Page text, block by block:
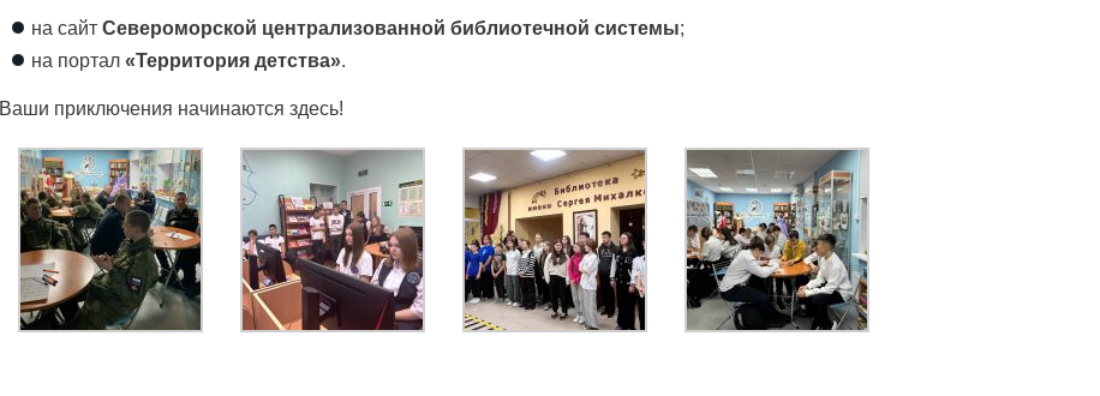
на сайт Североморской централизованной библиотечной системы;
на портал «Территория детства».
Ваши приключения начинаются здесь!